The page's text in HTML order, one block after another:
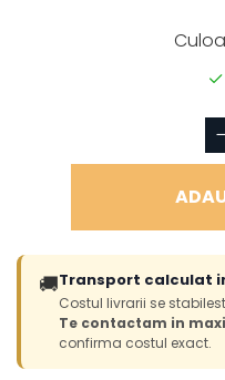
🚚Transport calculat
Costul livrarii se
Te contactam in
confirma costul exact.